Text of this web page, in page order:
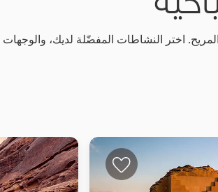
اختر النشاطات المفضّلة لديك، والوجهات